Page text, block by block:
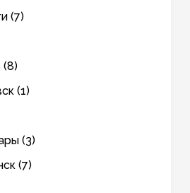
(7)
(8)
(1)
(3)
(7)